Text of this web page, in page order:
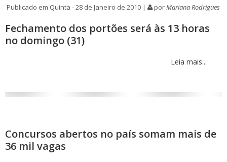
Publicado em Quinta - 28 de Janeiro de 2010 | porMariana Rodrigues
Fechamento dos portões será às 13 horas
no domingo (31)
Leia mais...
Concursos abertos no país somam mais de
36 mil vagas